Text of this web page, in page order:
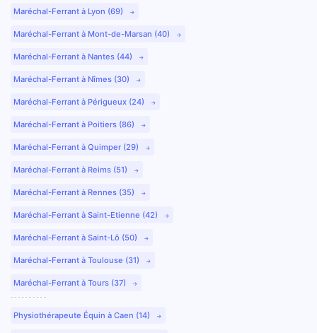
Maréchal-Ferrant à Lyon (69)
Maréchal-Ferrant à Mont-de-Marsan (40)
Maréchal-Ferrant à Nantes (44)
Maréchal-Ferrant à Nîmes (30)
Maréchal-Ferrant à Périgueux (24)
Maréchal-Ferrant à Poitiers (86)
Maréchal-Ferrant à Quimper (29)
Maréchal-Ferrant à Reims (51)
Maréchal-Ferrant à Rennes (35)
Maréchal-Ferrant à Saint-Etienne (42)
Maréchal-Ferrant à Saint-Lô (50)
Maréchal-Ferrant à Toulouse (31)
Maréchal-Ferrant à Tours (37)
Physiothérapeute Équin à Caen (14)